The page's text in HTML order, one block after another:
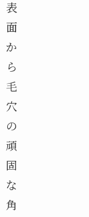
表
面
か
ら
毛
穴
の
頑
固
な
角